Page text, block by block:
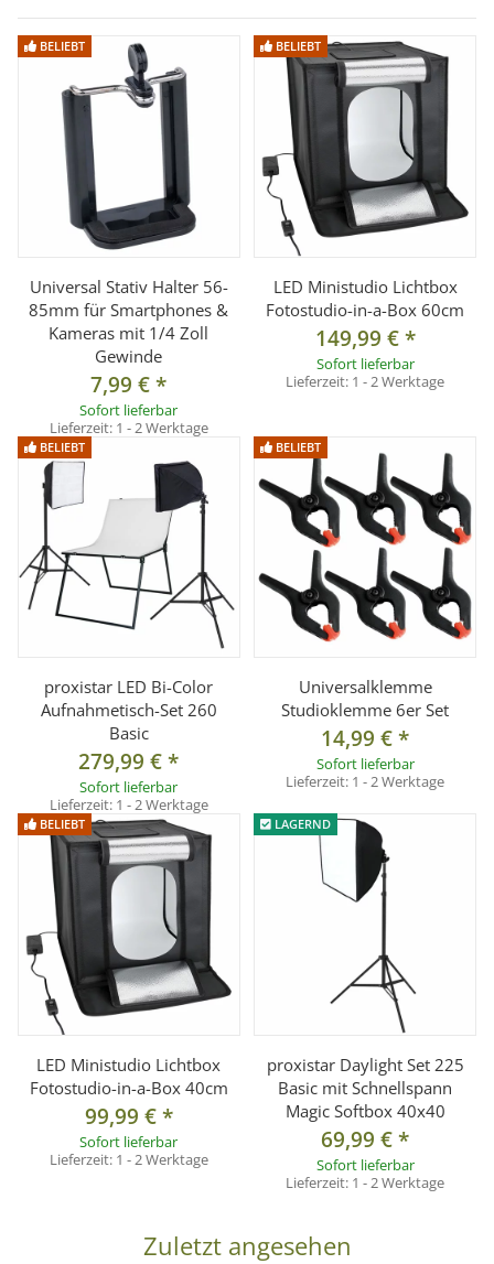
inkl. Tasche
Lieferumfang:
1x Dreibeinstativ Basic H157 inkl. Tasche
BELIEBT
Universal Stativ Halter 56-
85mm für Smartphones &
Kameras mit 1/4 Zoll
Gewinde
7,99 €*
Sofort lieferbar
Lieferzeit: 1 - 2 Werktage
BELIEBT
LED Ministudio Lichtbox
Fotostudio-in-a-Box 60cm
149,99 €*
Sofort lieferbar
Lieferzeit: 1 - 2 Werktage
BELIEBT
proxistar LED Bi-Color
Aufnahmetisch-Set 260
Basic
279,99 €*
Sofort lieferbar
Lieferzeit: 1 - 2 Werktage
BELIEBT
Universalklemme
Studioklemme 6er Set
14,99 €*
Sofort lieferbar
Lieferzeit: 1 - 2 Werktage
BELIEBT
LED Ministudio Lichtbox
Fotostudio-in-a-Box 40cm
99,99 €*
Sofort lieferbar
Lieferzeit: 1 - 2 Werktage
LAGERND
proxistar Daylight Set 225
Basic mit Schnellspann
Magic Softbox 40x40
69,99 €*
Sofort lieferbar
Lieferzeit: 1 - 2 Werktage
Zuletzt angesehen